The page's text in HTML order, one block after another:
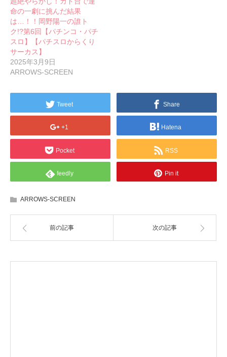
命の一劇に挑んだ結果
は…！！岡野陽一の誰ト
ク!?第6回【パチンコ・パチ
スロ】【パチスロからくり
サーカス】
2025年3月9日
ARROWS-SCREEN
Tweet Share
+1 Hatena
Pocket RSS
feedly Pin it
ARROWS-SCREEN
前の記事 次の記事